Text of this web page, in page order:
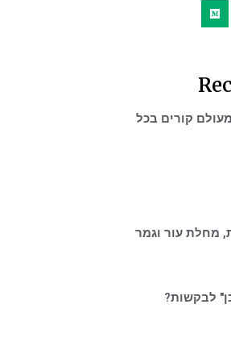
קורים בכל
מחלת עור וגמר
לבקשות?